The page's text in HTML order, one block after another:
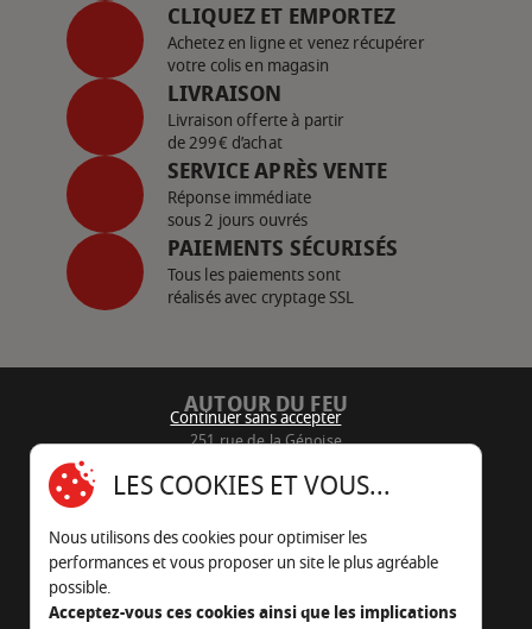
CLIQUEZ ET EMPORTEZ
Achetez en ligne et venez récupérer
votre colis en magasin
LIVRAISON
Livraison offerte à partir
de 299€ d’achat
SERVICE APRÈS VENTE
Réponse immédiate
sous 2 jours ouvrés
PAIEMENTS SÉCURISÉS
Tous les paiements sont
réalisés avec cryptage SSL
AUTOUR DU FEU
251 rue de la Génoise
05 45 22 98 09
Nous envoyer un e-mail
Continuer sans accepter
LES COOKIES ET VOUS...
Nous utilisons des cookies pour optimiser les
performances et vous proposer un site le plus agréable
possible.
Acceptez-vous ces cookies ainsi que les implications